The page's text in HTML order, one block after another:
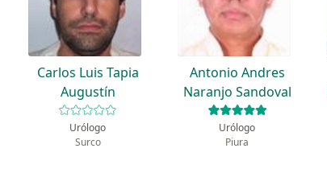
Carlos Luis Tapia
Augustín
Urólogo
Surco
Antonio Andres
Naranjo Sandoval
Urólogo
Piura